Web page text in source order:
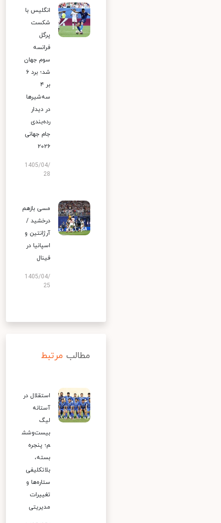
انگلیس با
شکست
پرگل
فرانسه
سوم جهان
شد؛ برد ۶
بر ۴
سه‌شیرها
در دیدار
رده‌بندی
جام جهانی
۲۰۲۶
1405/04/
28
مسی بازهم
درخشید /
آرژانتین و
اسپانیا در
فینال
1405/04/
25
مطالب مرتبط
استقلال در
آستانه
لیگ
بیست‌وشش
م؛ پنجره
بسته،
بلاتکلیفی
ستاره‌ها و
تغییرات
مدیریتی